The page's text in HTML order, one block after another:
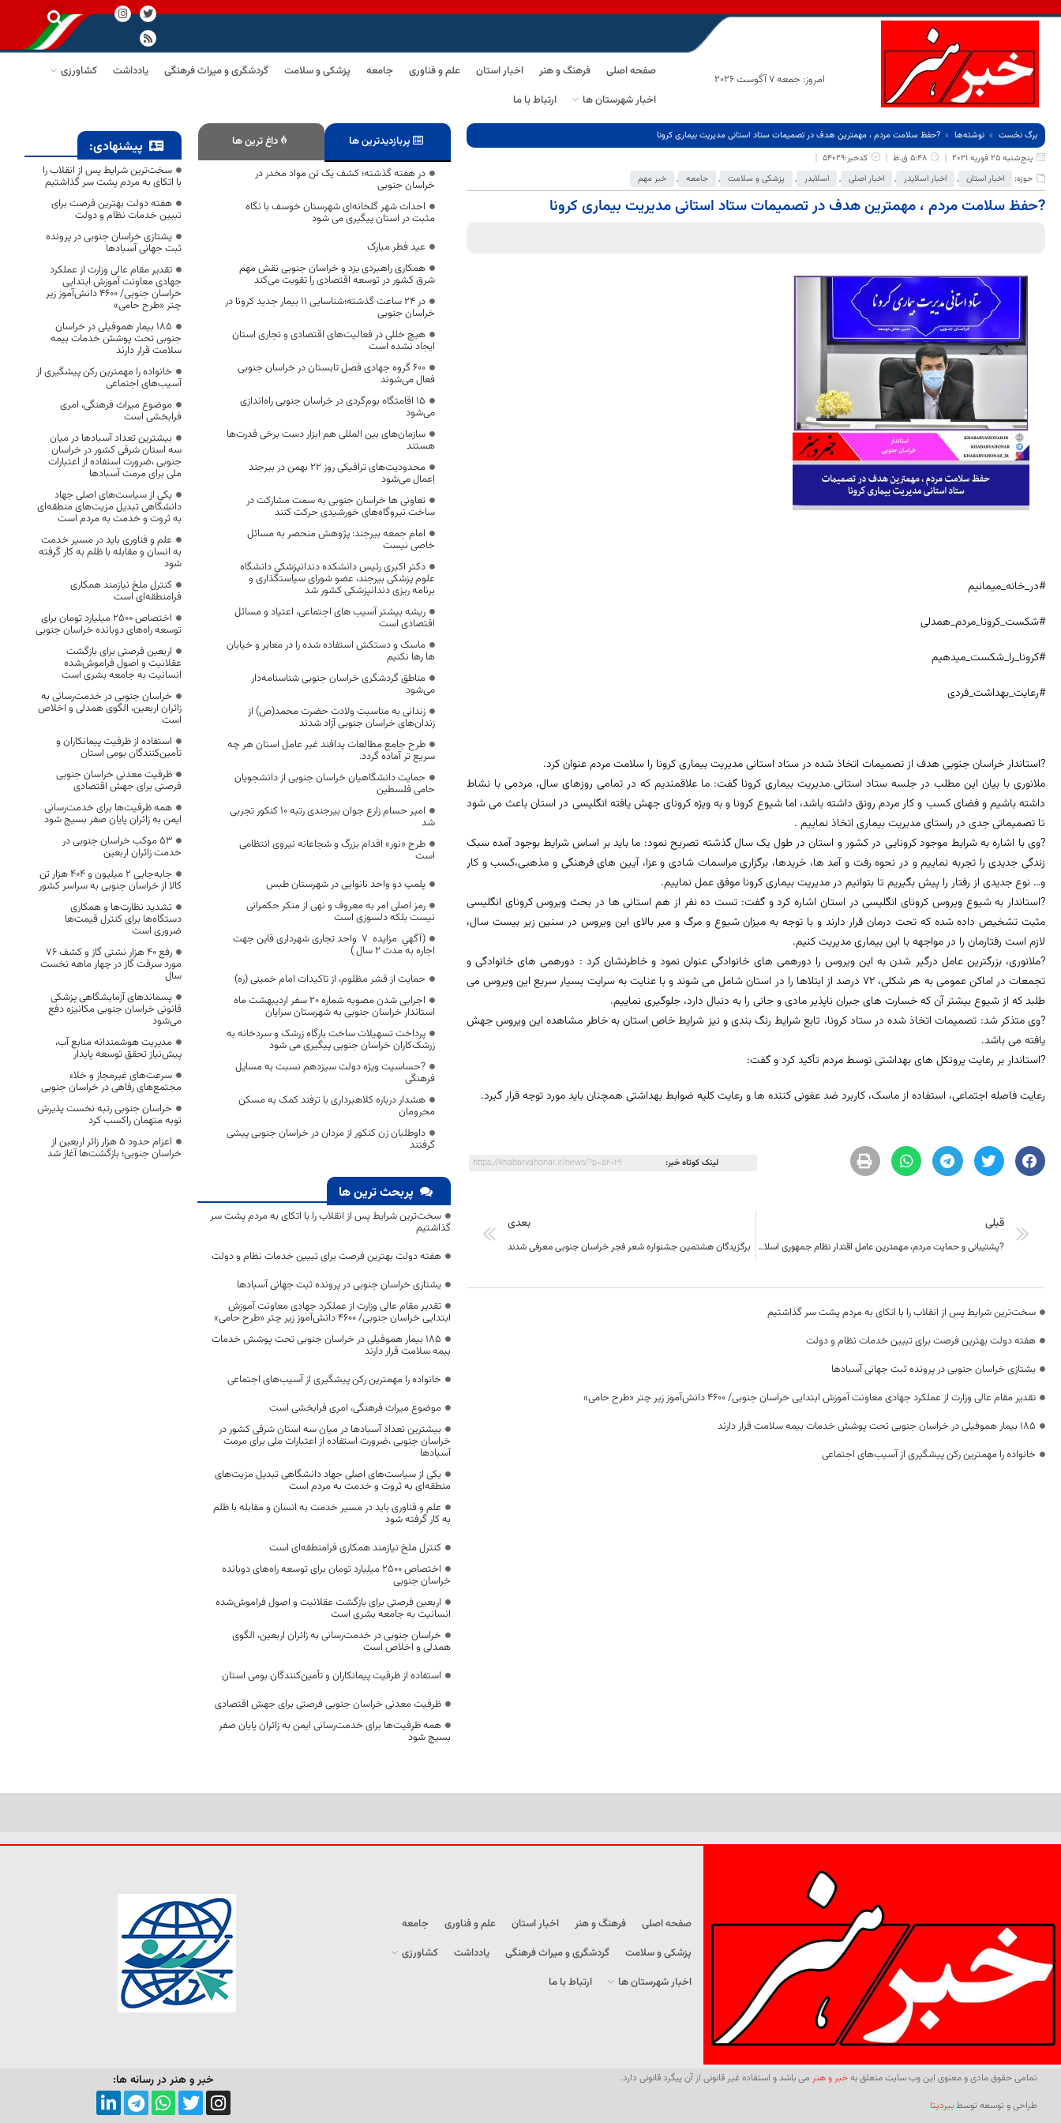
امروز: جمعه 7 آگوست 2026
صفحه اصلی فرهنگ و هنر اخبار استان علم و فناوری جامعه پزشکی و سلامت گردشگری و میراث فرهنگی یادداشت
کشاورزی
اخبار شهرستان ها
ارتباط با ما
برگ نخست نوشته‌ها
?حفظ سلامت مردم ، مهمترین هدف در تصمیمات ستاد استانی مدیریت بیماری کرونا
پنج‌شنبه 25 فوریه 2021
5:48 ق.ظ
کدخبر:54029
حوزه:
اخبار استان , اخبار اسلایدر , اخبار اصلی , اسلایدر , پزشکی و سلامت , جامعه , خبر مهم
?حفظ سلامت مردم ، مهمترین هدف در تصمیمات ستاد استانی مدیریت بیماری کرونا
#در_خانه_میمانیم
#شکست_کرونا_مردم_همدلی
#کرونا_را_شکست_میدهیم
#رعایت_بهداشت_فردی
?استاندار خراسان جنوبی هدف از تصمیمات اتخاذ شده در ستاد استانی مدیریت بیماری کرونا را سلامت مردم عنوان کرد.
ملانوری با بیان این مطلب در جلسه ستاد استانی مدیریت بیماری کرونا گفت: ما علاقمندیم که در تمامی روزهای سال، مردمی با نشاط
داشته باشیم و فضای کسب و کار مردم رونق داشته باشد، اما شیوع کرونا و به ویژه کرونای جهش یافته انگلیسی در استان باعث می شود
تا تصمیماتی جدی در راستای مدیریت بیماری اتخاذ نماییم .
?وی با اشاره به شرایط موجود کرونایی در کشور و استان در طول یک سال گذشته تصریح نمود: ما باید بر اساس شرایط بوجود آمده سبک
زندگی جدیدی را تجربه نماییم و در نحوه رفت و آمد ها، خریدها، برگزاری مراسمات شادی و عزا، آیین های فرهنگی و مذهبی،کسب و کار
و… نوع جدیدی از رفتار را پیش بگیریم تا بتوانیم در مدیریت بیماری کرونا موفق عمل نماییم.
?استاندار به شیوع ویروس کرونای انگلیسی در استان اشاره کرد و گفت: تست ده نفر از هم استانی ها در بحث ویروس کرونای انگلیسی
مثبت تشخیص داده شده که تحت درمان قرار دارند و با توجه به میزان شیوع و مرگ و میر بالای این ویروس در سنین زیر بیست سال،
لازم است رفتارمان را در مواجهه با این بیماری مدیریت کنیم.
?ملانوری، بزرگترین عامل درگیر شدن به این ویروس را دورهمی های خانوادگی عنوان نمود و خاطرنشان کرد : دورهمی های خانوادگی و
تجمعات در اماکن عمومی به هر شکلی، 72 درصد از ابتلاها را در استان شامل می شوند و با عنایت به سرایت بسیار سریع این ویروس می
طلبد که از شیوع بیشتر آن که خسارت های جبران ناپذیر مادی و جانی را به دنبال دارد، جلوگیری نماییم.
?وی متذکر شد: تصمیمات اتخاذ شده در ستاد کرونا، تابع شرایط رنگ بندی و نیز شرایط خاص استان به خاطر مشاهده این ویروس جهش
یافته می باشد.
?استاندار بر رعایت پروتکل های بهداشتی توسط مردم تأکید کرد و گفت:
رعایت فاصله اجتماعی، استفاده از ماسک، کاربرد ضد عفونی کننده ها و رعایت کلیه ضوابط بهداشتی همچنان باید مورد توجه قرار گیرد.
لینک کوتاه خبر: https://khabarvahonar.ir/news/?p=54029
قبلی
?پشتیبانی و حمایت مردم، مهمترین عامل اقتدار نظام جمهوری اسلامی ایران
بعدی
برگزیدگان هشتمین جشنواره شعر فجر خراسان جنوبی معرفی شدند
سخت‌ترین شرایط پس از انقلاب را با اتکای به مردم پشت سر گذاشتیم
هفته دولت بهترین فرصت برای تبیین خدمات نظام و دولت
یشتازی خراسان جنوبی در پرونده ثبت جهانی آسبادها
تقدیر مقام عالی وزارت از عملکرد جهادی معاونت آموزش ابتدایی خراسان جنوبی/ ۴۶۰۰ دانش‌آموز زیر چتر «طرح حامی»
۱۸۵ بیمار هموفیلی در خراسان جنوبی تحت پوشش خدمات بیمه سلامت قرار دارند
خانواده را مهمترین رکن پیشگیری از آسیب‌های اجتماعی
پربازدیدترین ها داغ ترین ها
در هفته گذشته؛ کشف یک تن مواد مخدر در
خراسان جنوبی
احداث شهر گلخانه‌ای شهرستان خوسف با نگاه
مثبت در استان پیگیری می شود
عید فطر مبارک
همکاری راهبردی یزد و خراسان جنوبی نقش مهم
شرق کشور در توسعه اقتصادی را تقویت می‌کند
در 24 ساعت گذشته؛شناسایی 11 بیمار جدید کرونا در
خراسان جنوبی
هیچ خللی در فعالیت‌های اقتصادی و تجاری استان
ایجاد نشده است
۶۰۰ گروه‌ جهادی فصل تابستان در خراسان جنوبی
فعال می‌شوند
۱۵ اقامتگاه بوم‌گردی در خراسان ‌جنوبی راه‌اندازی
می‌شود
سازمان‌های بین المللی هم ابزار دست برخی قدرت‌ها
هستند
محدودیت‌های ترافیکی روز ۲۲ بهمن در بیرجند
اِعمال می‌شود
تعاونی ها خراسان جنوبی به سمت مشارکت در
ساخت نیروگاه‌های خورشیدی حرکت کنند
امام جمعه بیرجند: پژوهش منحصر به مسائل
خاصی نیست
دکتر اکبری رئیس دانشکده دندانپزشکی دانشگاه
علوم پزشکی بیرجند، عضو شورای سیاستگذاری و
برنامه ریزی دندانپزشکی کشور شد
ریشه بیشتر آسیب های اجتماعی، اعتیاد و مسائل
اقتصادی است
ماسک و دستکش استفاده شده را در معابر و خیابان
ها رها نکنیم
مناطق گردشگری خراسان جنوبی شناسنامه‌دار
می‌شود
زندانی به مناسبت ولادت حضرت محمد(ص) از
زندان‌های خراسان جنوبی آزاد شدند
طرح جامع مطالعات پدافند غیر عامل استان هر چه
سریع تر آماده گردد.
حمایت دانشگاهیان خراسان جنوبی از دانشجویان
حامی فلسطین
امیر حسام زارع جوان بیرجندی رتبه ۱۰ کنکور تجربی
شد
طرح «نور» اقدام بزرگ و شجاعانه نیروی انتظامی
است
پلمپ دو‌ واحد نانوایی در شهرستان طبس
رمز اصلی امر به معروف و نهی از منکر حکمرانی
نیست بلکه دلسوزی است
(آگهي مزایده 7 واحد تجاری شهرداری قاین جهت
اجاره به مدت 2 سال )
حمایت از قشر مظلوم، از تاکیدات امام خمینی (ره)
اجرایی شدن مصوبه شماره 20 سفر اردیبهشت ماه
استاندار خراسان جنوبی به شهرستان سرایان
پرداخت تسهیلات ساخت بارگاه زرشک و سردخانه به
زرشک‌کاران خراسان جنوبی پیگیری می شود
?حساسیت ویژه دولت سیزدهم نسبت به مسایل
فرهنگی
هشدار درباره کلاهبرداری با ترفند کمک به مسکن
محرومان
داوطلبان زن کنکور از مردان در خراسان جنوبی پیشی
گرفتند
پربحث ترین ها
سخت‌ترین شرایط پس از انقلاب را با اتکای به مردم پشت سر
گذاشتیم
هفته دولت بهترین فرصت برای تبیین خدمات نظام و دولت
یشتازی خراسان جنوبی در پرونده ثبت جهانی آسبادها
تقدیر مقام عالی وزارت از عملکرد جهادی معاونت آموزش
ابتدایی خراسان جنوبی/ ۴۶۰۰ دانش‌آموز زیر چتر «طرح حامی»
۱۸۵ بیمار هموفیلی در خراسان جنوبی تحت پوشش خدمات
بیمه سلامت قرار دارند
خانواده را مهمترین رکن پیشگیری از آسیب‌های اجتماعی
موضوع میراث فرهنگی، امری فرابخشی است
بیشترین تعداد آسبادها در میان سه استان شرقی کشور در
خراسان جنوبی ،ضرورت استفاده از اعتبارات ملی برای مرمت
آسبادها
یکی از سیاست‌های اصلی جهاد دانشگاهی تبدیل مزیت‌های
منطقه‌ای به ثروت و خدمت به مردم است
علم و فناوری باید در مسیر خدمت به انسان و مقابله با ظلم
به کار گرفته شود
کنترل ملخ نیازمند همکاری فرامنطقه‌ای است
اختصاص 2500 میلیارد تومان برای توسعه راه‌های دوبانده
خراسان جنوبی
اربعین فرصتی برای بازگشت عقلانیت و اصول فراموش‌شده
انسانیت به جامعه بشری است
خراسان جنوبی در خدمت‌رسانی به زائران اربعین، الگوی
همدلی و اخلاص است
استفاده از ظرفیت پیمانکاران و تأمین‌کنندگان بومی استان
ظرفیت معدنی خراسان جنوبی فرصتی برای جهش اقتصادی
همه ظرفیت‌ها برای خدمت‌رسانی ایمن به زائران پایان صفر
بسیج شود
پیشنهادی:
سخت‌ترین شرایط پس از انقلاب را
با اتکای به مردم پشت سر گذاشتیم
هفته دولت بهترین فرصت برای
تبیین خدمات نظام و دولت
یشتازی خراسان جنوبی در پرونده
ثبت جهانی آسبادها
تقدیر مقام عالی وزارت از عملکرد
جهادی معاونت آموزش ابتدایی
خراسان جنوبی/ ۴۶۰۰ دانش‌آموز زیر
چتر «طرح حامی»
۱۸۵ بیمار هموفیلی در خراسان
جنوبی تحت پوشش خدمات بیمه
سلامت قرار دارند
خانواده را مهمترین رکن پیشگیری از
آسیب‌های اجتماعی
موضوع میراث فرهنگی، امری
فرابخشی است
بیشترین تعداد آسبادها در میان
سه استان شرقی کشور در خراسان
جنوبی ،ضرورت استفاده از اعتبارات
ملی برای مرمت آسبادها
یکی از سیاست‌های اصلی جهاد
دانشگاهی تبدیل مزیت‌های منطقه‌ای
به ثروت و خدمت به مردم است
علم و فناوری باید در مسیر خدمت
به انسان و مقابله با ظلم به کار گرفته
شود
کنترل ملخ نیازمند همکاری
فرامنطقه‌ای است
اختصاص 2500 میلیارد تومان برای
توسعه راه‌های دوبانده خراسان جنوبی
اربعین فرصتی برای بازگشت
عقلانیت و اصول فراموش‌شده
انسانیت به جامعه بشری است
خراسان جنوبی در خدمت‌رسانی به
زائران اربعین، الگوی همدلی و اخلاص
است
استفاده از ظرفیت پیمانکاران و
تأمین‌کنندگان بومی استان
ظرفیت معدنی خراسان جنوبی
فرصتی برای جهش اقتصادی
همه ظرفیت‌ها برای خدمت‌رسانی
ایمن به زائران پایان صفر بسیج شود
53 موکب خراسان جنوبی در
خدمت زائران اربعین
جابه‌جایی 2 میلیون و 404 هزار تن
کالا از خراسان جنوبی به سراسر کشور
تشدید نظارت‌ها و همکاری
دستگاه‌ها برای کنترل قیمت‌ها
ضروری است
رفع 40 هزار نشتی گاز و کشف 76
مورد سرقت گاز در چهار ماهه نخست
سال
پسماندهای آزمایشگاهی پزشکی
قانونی خراسان جنوبی مکانیزه دفع
می‌شود
مدیریت هوشمندانه منابع آب،
پیش‌نیاز تحقق توسعه پایدار
سرعت‌های غیرمجاز و خلاء
مجتمع‌های رفاهی در خراسان جنوبی
خراسان جنوبی رتبه نخست پذیرش
توبه متهمان راکسب کرد
اعزام حدود 5 هزار زائر اربعین از
خراسان جنوبی؛ بازگشت‌ها آغاز شد
صفحه اصلی فرهنگ و هنر اخبار استان علم و فناوری
جامعه
پزشکی و سلامت
گردشگری و میراث فرهنگی یادداشت
کشاورزی
اخبار شهرستان ها
ارتباط با ما
تمامی حقوق مادی و معنوی این وب سایت متعلق بهخبر و هنر می باشد و استفاده غیر قانونی از آن پیگرد قانونی دارد.
طراحی و توسعه توسطبیردیتا
خبر و هنر در رسانه ها: